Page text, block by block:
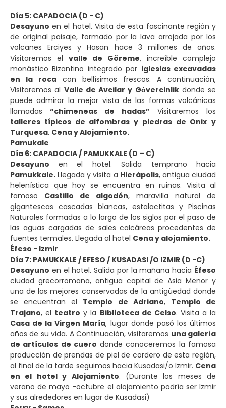
Día 5: CAPADOCIA (D - C)
Desayuno en el hotel. Visita de esta fascinante región y
de original paisaje, formado por la lava arrojada por los
volcanes Erciyes y Hasan hace 3 millones de años.
Visitaremos el valle de Göreme, increíble complejo
monástico Bizantino integrado por iglesias excavadas
en la roca con bellísimos frescos. A continuación,
Visitaremos al Valle de Avcilar y Gόvercinlikdonde se
puede admirar la mejor vista de las formas volcánicas
llamadas “chimeneas de hadas” Visitaremos los
talleres típicos de alfombras y piedras de Onix y
Turquesa. Cena y Alojamiento.
Pamukale
Día 6: CAPADOCIA / PAMUKKALE (D – C)
Desayuno en el hotel. Salida temprano hacia
Pamukkale. Llegada y visita a Hierápolis, antigua ciudad
helenística que hoy se encuentra en ruinas. Visita al
famoso Castillo de algodón, maravilla natural de
gigantescas cascadas blancas, estalactitas y Piscinas
Naturales formadas a lo largo de los siglos por el paso de
las aguas cargadas de sales calcáreas procedentes de
fuentes termales. Llegada al hotel Cena y alojamiento.
Éfeso - Izmir
Día 7: PAMUKKALE / EFESO / KUSADASI /O IZMIR (D -C)
Desayuno en el hotel. Salida por la mañana hacia Éfeso
ciudad grecorromana, antigua capital de Asia Menor y
una de las mejores conservadas de la antigüedad donde
se encuentran el Templo de Adriano, Templo de
Trajano, el teatro y la Biblioteca de Celso. Visita a la
Casa de la Virgen María, lugar donde pasó los últimos
años de su vida. A Continuación, visitaremos una galería
de artículos de cuero donde conoceremos la famosa
producción de prendas de piel de cordero de esta región,
al final de la tarde seguimos hacia Kusadasi/o Izmir. Cena
en el hotel y Alojamiento. (Durante los meses de
verano de mayo -octubre el alojamiento podría ser Izmir
y sus alrededores en lugar de Kusadasi)